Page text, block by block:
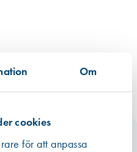
Om
cookies
för att anpassa